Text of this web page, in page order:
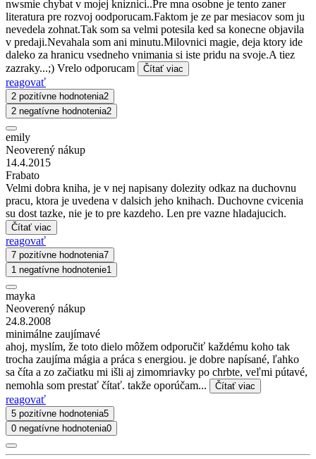
nwsmie chybat v mojej kniznici..Pre mna osobne je tento zaner
literatura pre rozvoj oodporucam.Faktom je ze par mesiacov som ju
nevedela zohnat.Tak som sa velmi potesila ked sa konecne objavila
v predaji.Nevahala som ani minutu.Milovnici magie, deja ktory ide
daleko za hranicu vsedneho vnimania si iste pridu na svoje.A tiez
zazraky...;) Vrelo odporucam
Čítať viac
reagovať
2 pozitívne hodnotenia2
2 negatívne hodnotenia2
emily
Neoverený nákup
14.4.2015
Frabato
Velmi dobra kniha, je v nej napisany dolezity odkaz na duchovnu
pracu, ktora je uvedena v dalsich jeho knihach. Duchovne cvicenia
su dost tazke, nie je to pre kazdeho. Len pre vazne hladajucich.
Čítať viac
reagovať
7 pozitívne hodnotenia7
1 negatívne hodnotenie1
mayka
Neoverený nákup
24.8.2008
minimálne zaujímavé
ahoj, myslím, že toto dielo môžem odporučiť každému koho tak
trocha zaujíma mágia a práca s energiou. je dobre napísané, ľahko
sa číta a zo začiatku mi išli aj zimomriavky po chrbte, veľmi pútavé,
nemohla som prestať čítať. takže oporúčam...
Čítať viac
reagovať
5 pozitívne hodnotenia5
0 negatívne hodnotenia0